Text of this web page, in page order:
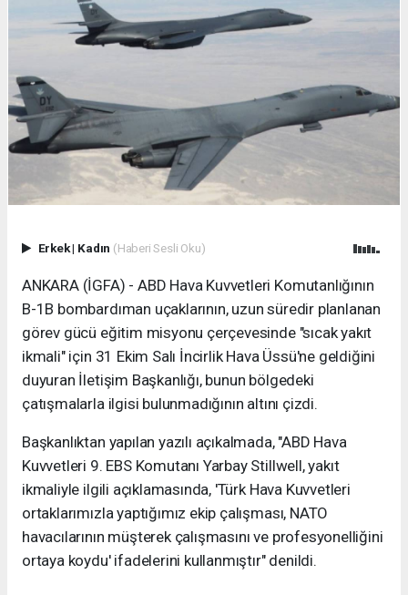
Erkek| Kadın (Haberi Sesli Oku)
ANKARA (İGFA) - ABD Hava Kuvvetleri Komutanlığının
B-1B bombardıman uçaklarının, uzun süredir planlanan
görev gücü eğitim misyonu çerçevesinde "sıcak yakıt
ikmali" için 31 Ekim Salı İncirlik Hava Üssü'ne geldiğini
duyuran İletişim Başkanlığı, bunun bölgedeki
çatışmalarla ilgisi bulunmadığının altını çizdi.
Başkanlıktan yapılan yazılı açıkalmada, "ABD Hava
Kuvvetleri 9. EBS Komutanı Yarbay Stillwell, yakıt
ikmaliyle ilgili açıklamasında, 'Türk Hava Kuvvetleri
ortaklarımızla yaptığımız ekip çalışması, NATO
havacılarının müşterek çalışmasını ve profesyonelliğini
ortaya koydu' ifadelerini kullanmıştır" denildi.